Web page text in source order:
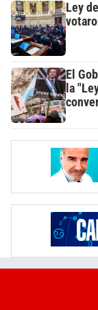
Ley
El
la